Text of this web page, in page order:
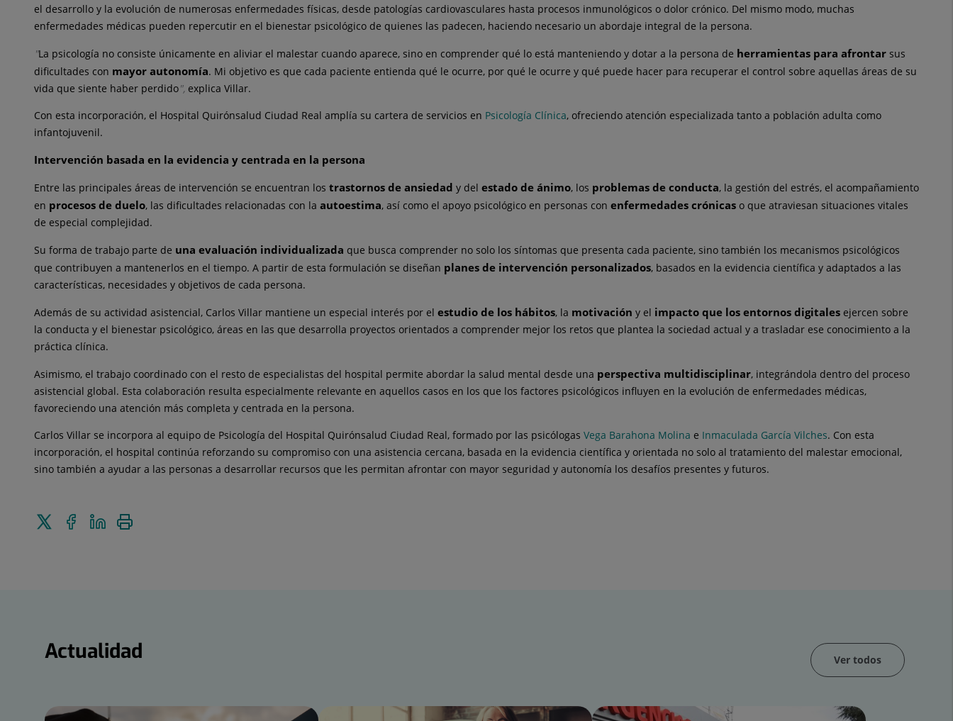
el desarrollo y la evolución de numerosas enfermedades físicas, desde patologías cardiovasculares hasta procesos inmunológicos o dolor crónico. Del mismo modo, muchas
enfermedades médicas pueden repercutir en el bienestar psicológico de quienes las padecen, haciendo necesario un abordaje integral de la persona.
"La psicología no consiste únicamente en aliviar el malestar cuando aparece, sino en comprender qué lo está manteniendo y dotar a la persona de herramientas para afrontar sus
dificultades con mayor autonomía. Mi objetivo es que cada paciente entienda qué le ocurre, por qué le ocurre y qué puede hacer para recuperar el control sobre aquellas áreas de su
vida que siente haber perdido", explica Villar.
Con esta incorporación, el Hospital Quirónsalud Ciudad Real amplía su cartera de servicios en Psicología Clínica, ofreciendo atención especializada tanto a población adulta como
infantojuvenil.
Intervención basada en la evidencia y centrada en la persona
Entre las principales áreas de intervención se encuentran los trastornos de ansiedad y del estado de ánimo, los problemas de conducta, la gestión del estrés, el acompañamiento
en procesos de duelo, las dificultades relacionadas con la autoestima, así como el apoyo psicológico en personas con enfermedades crónicas o que atraviesan situaciones vitales
de especial complejidad.
Su forma de trabajo parte de una evaluación individualizada que busca comprender no solo los síntomas que presenta cada paciente, sino también los mecanismos psicológicos
que contribuyen a mantenerlos en el tiempo. A partir de esta formulación se diseñan planes de intervención personalizados, basados en la evidencia científica y adaptados a las
características, necesidades y objetivos de cada persona.
Además de su actividad asistencial, Carlos Villar mantiene un especial interés por el estudio de los hábitos, la motivación y el impacto que los entornos digitales ejercen sobre
la conducta y el bienestar psicológico, áreas en las que desarrolla proyectos orientados a comprender mejor los retos que plantea la sociedad actual y a trasladar ese conocimiento a la
práctica clínica.
Asimismo, el trabajo coordinado con el resto de especialistas del hospital permite abordar la salud mental desde una perspectiva multidisciplinar, integrándola dentro del proceso
asistencial global. Esta colaboración resulta especialmente relevante en aquellos casos en los que los factores psicológicos influyen en la evolución de enfermedades médicas,
favoreciendo una atención más completa y centrada en la persona.
Carlos Villar se incorpora al equipo de Psicología del Hospital Quirónsalud Ciudad Real, formado por las psicólogas Vega Barahona Molina e Inmaculada García Vilches. Con esta
incorporación, el hospital continúa reforzando su compromiso con una asistencia cercana, basada en la evidencia científica y orientada no solo al tratamiento del malestar emocional,
sino también a ayudar a las personas a desarrollar recursos que les permitan afrontar con mayor seguridad y autonomía los desafíos presentes y futuros.
Enviar
CompartirCompartir
Actualidad Ver todos